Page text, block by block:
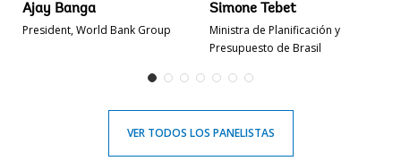
Ajay Banga
President, World Bank Group
Simone Tebet
Ministra de Planificación y
Presupuesto de Brasil
VER TODOS LOS PANELISTAS